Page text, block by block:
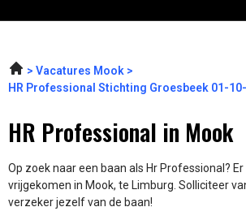
Vacatures Mook
HR Professional Stichting Groesbeek 01-
HR Professional in Mook
Op zoek naar een baan als Hr Professional?
vrijgekomen in Mook, te Limburg. Solliciteer
verzeker jezelf van de baan!